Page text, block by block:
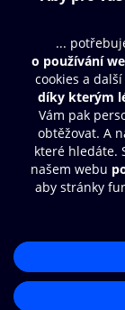
Obsah ke stažení
Moje O2
Další zábava
© O2 Czech
Zásady